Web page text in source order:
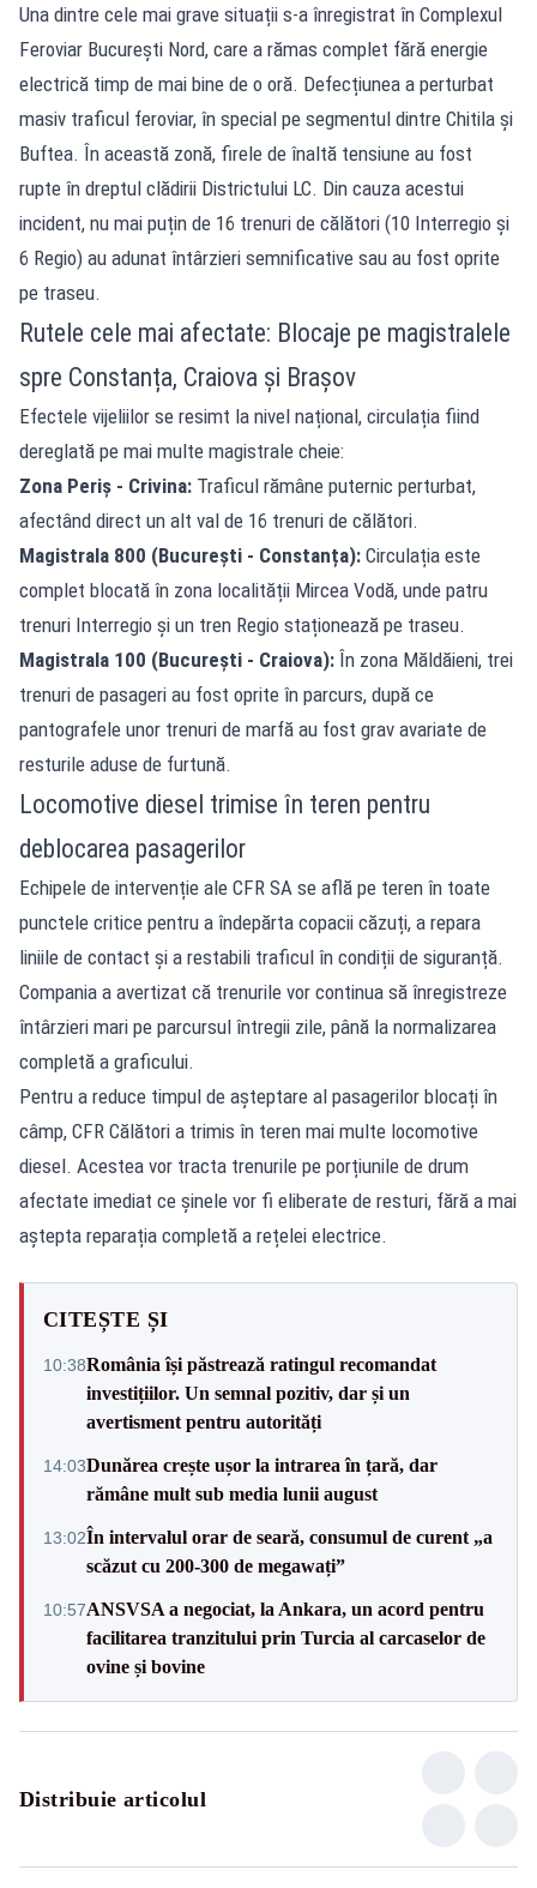
Una dintre cele mai grave situații s-a înregistrat în Complexul
Feroviar București Nord, care a rămas complet fără energie
electrică timp de mai bine de o oră. Defecțiunea a perturbat
masiv traficul feroviar, în special pe segmentul dintre Chitila și
Buftea. În această zonă, firele de înaltă tensiune au fost
rupte în dreptul clădirii Districtului LC. Din cauza acestui
incident, nu mai puțin de 16 trenuri de călători (10 Interregio și
6 Regio) au adunat întârzieri semnificative sau au fost oprite
pe traseu.
Rutele cele mai afectate: Blocaje pe magistralele
spre Constanța, Craiova și Brașov
Efectele vijeliilor se resimt la nivel național, circulația fiind
dereglată pe mai multe magistrale cheie:
Zona Periș - Crivina: Traficul rămâne puternic perturbat,
afectând direct un alt val de 16 trenuri de călători.
Magistrala 800 (București - Constanța): Circulația este
complet blocată în zona localității Mircea Vodă, unde patru
trenuri Interregio și un tren Regio staționează pe traseu.
Magistrala 100 (București - Craiova): În zona Măldăieni, trei
trenuri de pasageri au fost oprite în parcurs, după ce
pantografele unor trenuri de marfă au fost grav avariate de
resturile aduse de furtună.
Locomotive diesel trimise în teren pentru
deblocarea pasagerilor
Echipele de intervenție ale CFR SA se află pe teren în toate
punctele critice pentru a îndepărta copacii căzuți, a repara
liniile de contact și a restabili traficul în condiții de siguranță.
Compania a avertizat că trenurile vor continua să înregistreze
întârzieri mari pe parcursul întregii zile, până la normalizarea
completă a graficului.
Pentru a reduce timpul de așteptare al pasagerilor blocați în
câmp, CFR Călători a trimis în teren mai multe locomotive
diesel. Acestea vor tracta trenurile pe porțiunile de drum
afectate imediat ce șinele vor fi eliberate de resturi, fără a mai
aștepta reparația completă a rețelei electrice.
CITEȘTE ȘI
10:38România își păstrează ratingul recomandat
investițiilor. Un semnal pozitiv, dar și un
avertisment pentru autorități
14:03Dunărea crește ușor la intrarea în țară, dar
rămâne mult sub media lunii august
13:02În intervalul orar de seară, consumul de curent „a
scăzut cu 200-300 de megawați”
10:57ANSVSA a negociat, la Ankara, un acord pentru
facilitarea tranzitului prin Turcia al carcaselor de
ovine și bovine
Distribuie articolul